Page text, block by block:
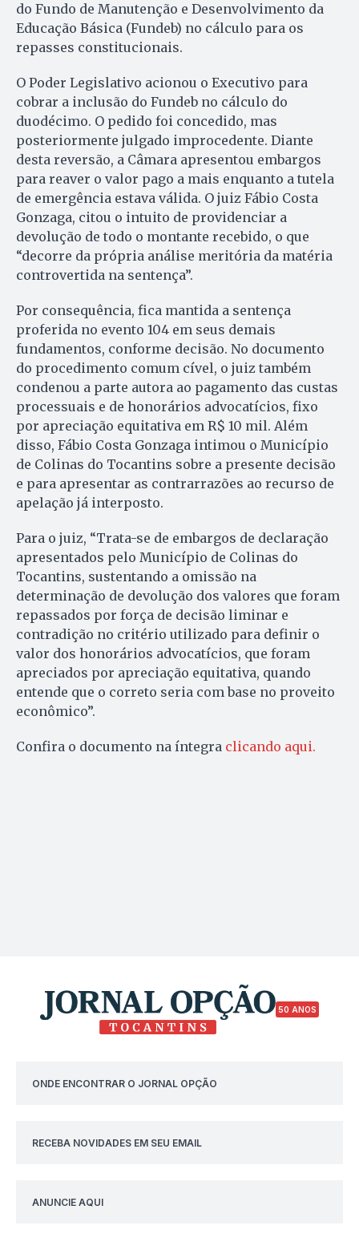
do Fundo de Manutenção e Desenvolvimento da
Educação Básica (Fundeb) no cálculo para os
repasses constitucionais.
O Poder Legislativo acionou o Executivo para
cobrar a inclusão do Fundeb no cálculo do
duodécimo. O pedido foi concedido, mas
posteriormente julgado improcedente. Diante
desta reversão, a Câmara apresentou embargos
para reaver o valor pago a mais enquanto a tutela
de emergência estava válida. O juiz Fábio Costa
Gonzaga, citou o intuito de providenciar a
devolução de todo o montante recebido, o que
“decorre da própria análise meritória da matéria
controvertida na sentença”.
Por consequência, fica mantida a sentença
proferida no evento 104 em seus demais
fundamentos, conforme decisão. No documento
do procedimento comum cível, o juiz também
condenou a parte autora ao pagamento das custas
processuais e de honorários advocatícios, fixo
por apreciação equitativa em R$ 10 mil. Além
disso, Fábio Costa Gonzaga intimou o Município
de Colinas do Tocantins sobre a presente decisão
e para apresentar as contrarrazões ao recurso de
apelação já interposto.
Para o juiz, “Trata-se de embargos de declaração
apresentados pelo Município de Colinas do
Tocantins, sustentando a omissão na
determinação de devolução dos valores que foram
repassados por força de decisão liminar e
contradição no critério utilizado para definir o
valor dos honorários advocatícios, que foram
apreciados por apreciação equitativa, quando
entende que o correto seria com base no proveito
econômico”.
Confira o documento na íntegra clicando aqui.
50 ANOS
ONDE ENCONTRAR O JORNAL OPÇÃO
RECEBA NOVIDADES EM SEU EMAIL
ANUNCIE AQUI